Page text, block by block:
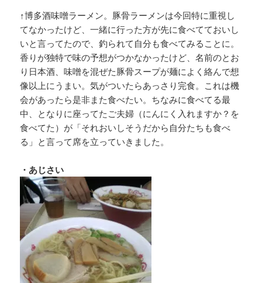
↑博多酒味噌ラーメン。豚骨ラーメンは今回特に重視し
てなかったけど、一緒に行った方が先に食べてておいし
いと言ってたので、釣られて自分も食べてみることに。
香りが独特で味の予想がつかなかったけど、名前のとお
り日本酒、味噌を混ぜた豚骨スープが麺によく絡んで想
像以上にうまい。気がついたらあっさり完食。これは機
会があったら是非また食べたい。ちなみに食べてる最
中、となりに座ってたご夫婦（にんにく入れますか？を
食べてた）が「それおいしそうだから自分たちも食べ
る」と言って席を立っていきました。
・あじさい